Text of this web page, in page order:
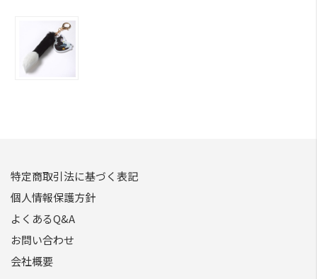
特定商取引法に基づく表記
個人情報保護方針
よくあるQ&A
お問い合わせ
会社概要